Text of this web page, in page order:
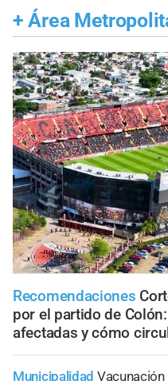
+ Área
Recomendaciones
por el partido de
afectadas y cómo
Municipalidad Vacunación